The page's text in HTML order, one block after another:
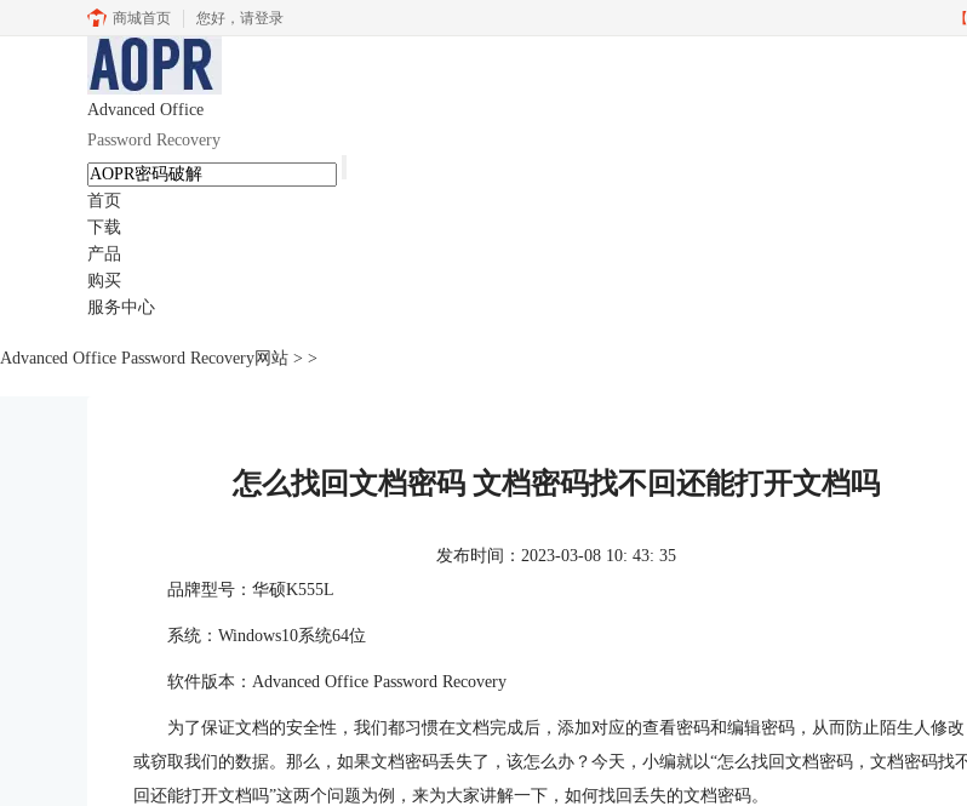
商城首页 您好， 请登录
Advanced Office
Password Recovery
首页
下载
产品
购买
服务中心
Advanced Office Password Recovery网站 > >
怎么找回文档密码 文档密码找不回还能打开文档吗
发布时间：2023-03-08 10: 43: 35
品牌型号：华硕K555L
系统：Windows10系统64位
软件版本：Advanced Office Password Recovery
为了保证文档的安全性，我们都习惯在文档完成后，添加对应的查看密码和编辑密码，从而防止陌生人修改
或窃取我们的数据。那么，如果文档密码丢失了，该怎么办？今天，小编就以“怎么找回文档密码，文档密码找
回还能打开文档吗”这两个问题为例，来为大家讲解一下，如何找回丢失的文档密码。